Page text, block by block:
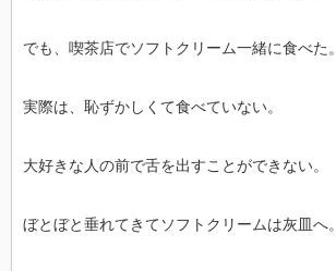
でも、喫茶店でソフトクリーム一緒に食べた。
実際は、恥ずかしくて食べていない。
大好きな人の前で舌を出すことができない。
ぼとぼと垂れてきてソフトクリームは灰皿へ。